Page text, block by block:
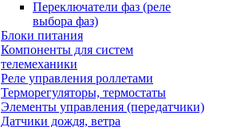
Переключатели фаз (реле
выбора фаз)
Блоки питания
Компоненты для систем
телемеханики
Реле управления роллетами
Терморегуляторы, термостаты
Элементы управления (передатчики)
Датчики дождя, ветра